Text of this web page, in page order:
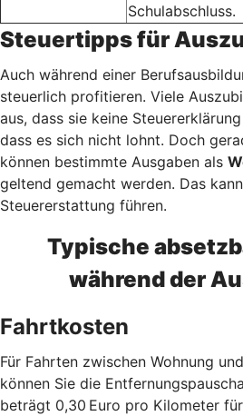
Schulabschluss.
Steuertipps für
Auch während einer
steuerlich profitieren. Viele
aus, dass sie keine
dass es sich nicht lohnt. Doch
können bestimmte Ausgaben als
geltend gemacht werden. Das
Steuererstattung führen.
Typische
während der
Fahrtkosten
Für Fahrten zwischen Wohnung
können Sie die
beträgt 0,30 Euro pro Kilometer